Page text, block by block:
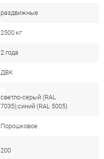
раздвижные
2500 кг
2 года
ДВК
светло-серый (RAL
7035);синий (RAL 5005)
Порошковое
200